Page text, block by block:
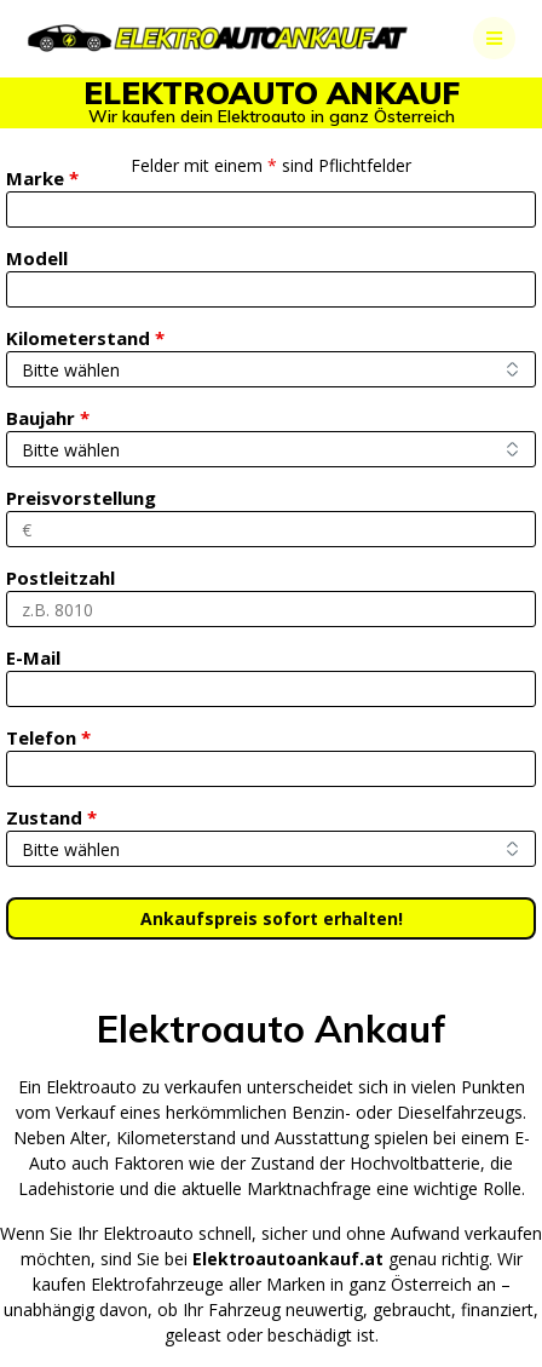
to
ELEKTROAUTO ANKAUF
Wir kaufen dein Elektroauto in ganz Österreich
Felder mit einem * sind Pflichtfelder
Marke *
Modell
Kilometerstand *
Baujahr *
Preisvorstellung
Postleitzahl
E-Mail
Telefon *
Zustand *
Elektroauto Ankauf
Ein Elektroauto zu verkaufen unterscheidet sich in vielen Punkten
vom Verkauf eines herkömmlichen Benzin- oder Dieselfahrzeugs.
Neben Alter, Kilometerstand und Ausstattung spielen bei einem E-
Auto auch Faktoren wie der Zustand der Hochvoltbatterie, die
Ladehistorie und die aktuelle Marktnachfrage eine wichtige Rolle.
Wenn Sie Ihr Elektroauto schnell, sicher und ohne Aufwand verkaufen
möchten, sind Sie bei Elektroautoankauf.at genau richtig. Wir
kaufen Elektrofahrzeuge aller Marken in ganz Österreich an –
unabhängig davon, ob Ihr Fahrzeug neuwertig, gebraucht, finanziert,
geleast oder beschädigt ist.